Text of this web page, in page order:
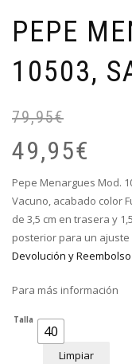
PEPE
10503,
79,95€
49,95€
Pepe Menargues Mod.
Vacuno, acabado color
de 3,5 cm en trasera y
posterior para un
Devolución y Reembolso
Para más información
Talla
40
Limpiar